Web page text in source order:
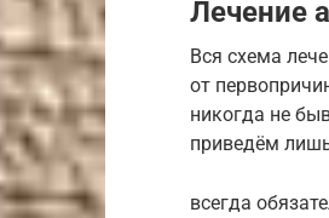
Лечение
Вся схема
от
никогда не
приведём
всегда